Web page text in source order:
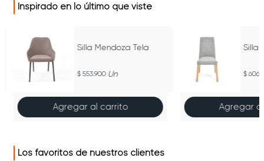
Inspirado en lo último que viste
Silla Mendoza Tela
553.900 Un
Agregar al carrito
Silla
Agregar
Los favoritos de nuestros clientes